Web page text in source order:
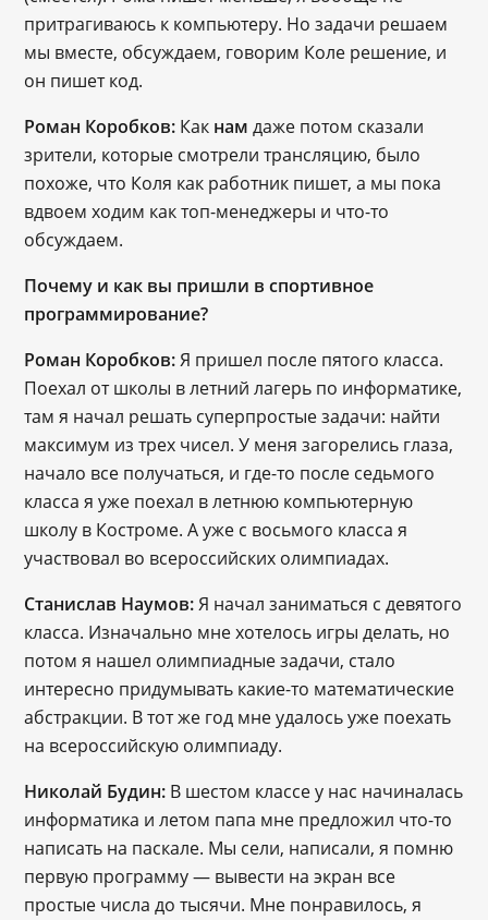
притрагиваюсь к компьютеру. Но задачи решаем
мы вместе, обсуждаем, говорим Коле решение, и
он пишет код.
Роман Коробков: Как нам даже потом сказали
зрители, которые смотрели трансляцию, было
похоже, что Коля как работник пишет, а мы пока
вдвоем ходим как топ-менеджеры и что-то
обсуждаем.
Почему и как вы пришли в спортивное
программирование?
Роман Коробков: Я пришел после пятого класса.
Поехал от школы в летний лагерь по информатике,
там я начал решать суперпростые задачи: найти
максимум из трех чисел. У меня загорелись глаза,
начало все получаться, и где-то после седьмого
класса я уже поехал в летнюю компьютерную
школу в Костроме. А уже с восьмого класса я
участвовал во всероссийских олимпиадах.
Станислав Наумов: Я начал заниматься с девятого
класса. Изначально мне хотелось игры делать, но
потом я нашел олимпиадные задачи, стало
интересно придумывать какие-то математические
абстракции. В тот же год мне удалось уже поехать
на всероссийскую олимпиаду.
Николай Будин: В шестом классе у нас начиналась
информатика и летом папа мне предложил что-то
написать на паскале. Мы сели, написали, я помню
первую программу — вывести на экран все
простые числа до тысячи. Мне понравилось, я